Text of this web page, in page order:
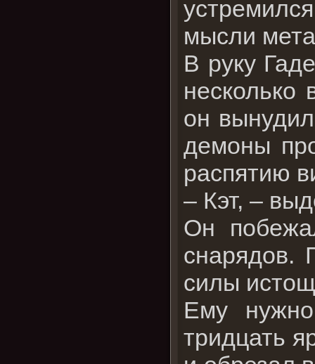
мысли
В руку
несколько
он
демоны
распятию
– Кэт, –
Он
снарядов.
силы
Ему
тридцать